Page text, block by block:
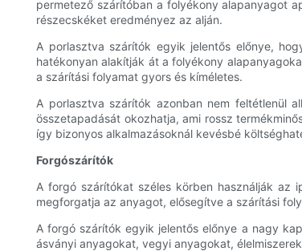
permetező szárítóban a folyékony alapanyagot
részecskéket eredményez az alján.
A porlasztva szárítók egyik jelentős előnye,
hatékonyan alakítják át a folyékony
a szárítási folyamat gyors és kíméletes.
A porlasztva szárítók azonban nem feltétlenül
összetapadását okozhatja, ami rossz
így bizonyos alkalmazásoknál kevésbé
Forgószárítók
A forgó szárítókat széles körben használják az
megforgatja az anyagot, elősegítve a szárítási
A forgó szárítók egyik jelentős előnye a nagy
ásványi anyagokat, vegyi anyagokat,